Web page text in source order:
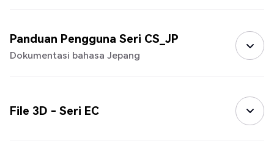
Panduan Pengguna Seri CS_JP
Dokumentasi bahasa Jepang
File 3D - Seri EC